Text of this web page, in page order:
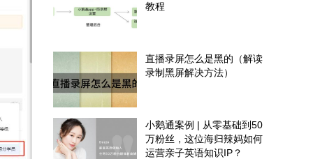
教程
直播录屏怎么是黑的（解读
录制黑屏解决方法）
小鹅通案例 | 从零基础到50
万粉丝，这位海归辣妈如何
运营亲子英语知识IP？